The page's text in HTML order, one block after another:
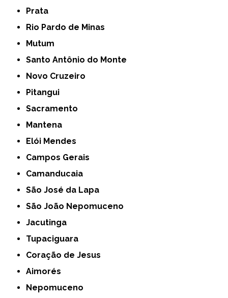
Prata
Rio Pardo de Minas
Mutum
Santo Antônio do Monte
Novo Cruzeiro
Pitangui
Sacramento
Mantena
Elói Mendes
Campos Gerais
Camanducaia
São José da Lapa
São João Nepomuceno
Jacutinga
Tupaciguara
Coração de Jesus
Aimorés
Nepomuceno